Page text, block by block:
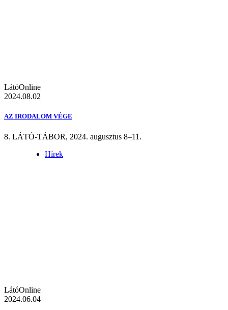
LátóOnline
2024.08.02
AZ IRODALOM VÉGE
8. LÁTÓ-TÁBOR, 2024. augusztus 8–11.
Hírek
LátóOnline
2024.06.04